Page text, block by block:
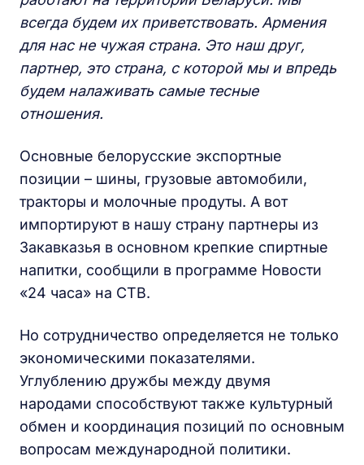
всегда будем их приветствовать. Армения
для нас не чужая страна. Это наш друг,
партнер, это страна, с которой мы и впредь
будем налаживать самые тесные
отношения.
Основные белорусские экспортные
позиции – шины, грузовые автомобили,
тракторы и молочные продуты. А вот
импортируют в нашу страну партнеры из
Закавказья в основном крепкие спиртные
напитки, сообщили в программе Новости
«24 часа» на СТВ.
Но сотрудничество определяется не только
экономическими показателями.
Углублению дружбы между двумя
народами способствуют также культурный
обмен и координация позиций по основным
вопросам международной политики.